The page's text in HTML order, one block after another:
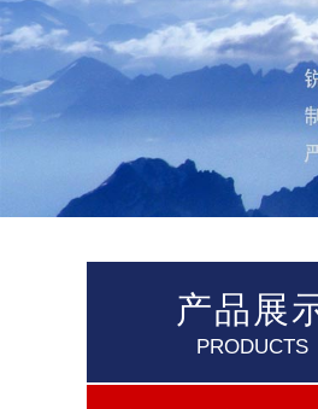
产品展
PRODUCTS